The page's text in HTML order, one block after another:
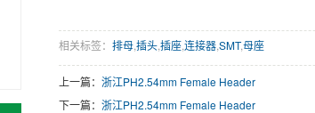
相关标签： 排母插头插座连接器SMT,母座
上一篇： 浙江PH2.54mm Female Header
下一篇： 浙江PH2.54mm Female Header